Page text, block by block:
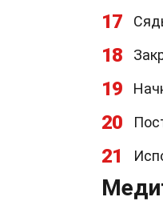
17
18
19
20
21